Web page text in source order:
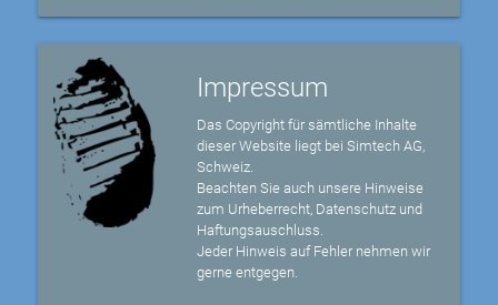
Impressum
Das Copyright für sämtliche Inhalte
dieser Website liegt bei Simtech AG,
Schweiz.
Beachten Sie auch unsere Hinweise
zum Urheberrecht, Datenschutz und
Haftungsauschluss.
Jeder Hinweis auf Fehler nehmen wir
gerne entgegen.